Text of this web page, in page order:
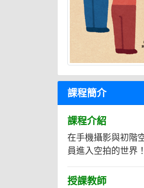
課程簡介
課程介紹
在手機攝影與初階
員進入空拍的世界！
授課教師